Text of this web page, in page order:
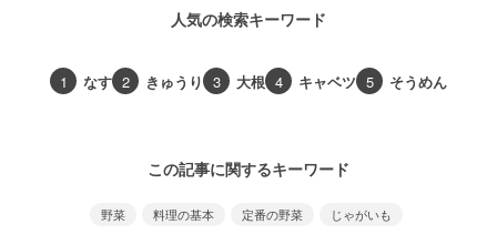
人気の検索キーワード
1 なす 2 きゅうり 3 大根 4 キャベツ 5 そうめん
この記事に関するキーワード
野菜 料理の基本 定番の野菜 じゃがいも